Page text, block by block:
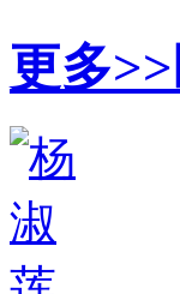
更多>>